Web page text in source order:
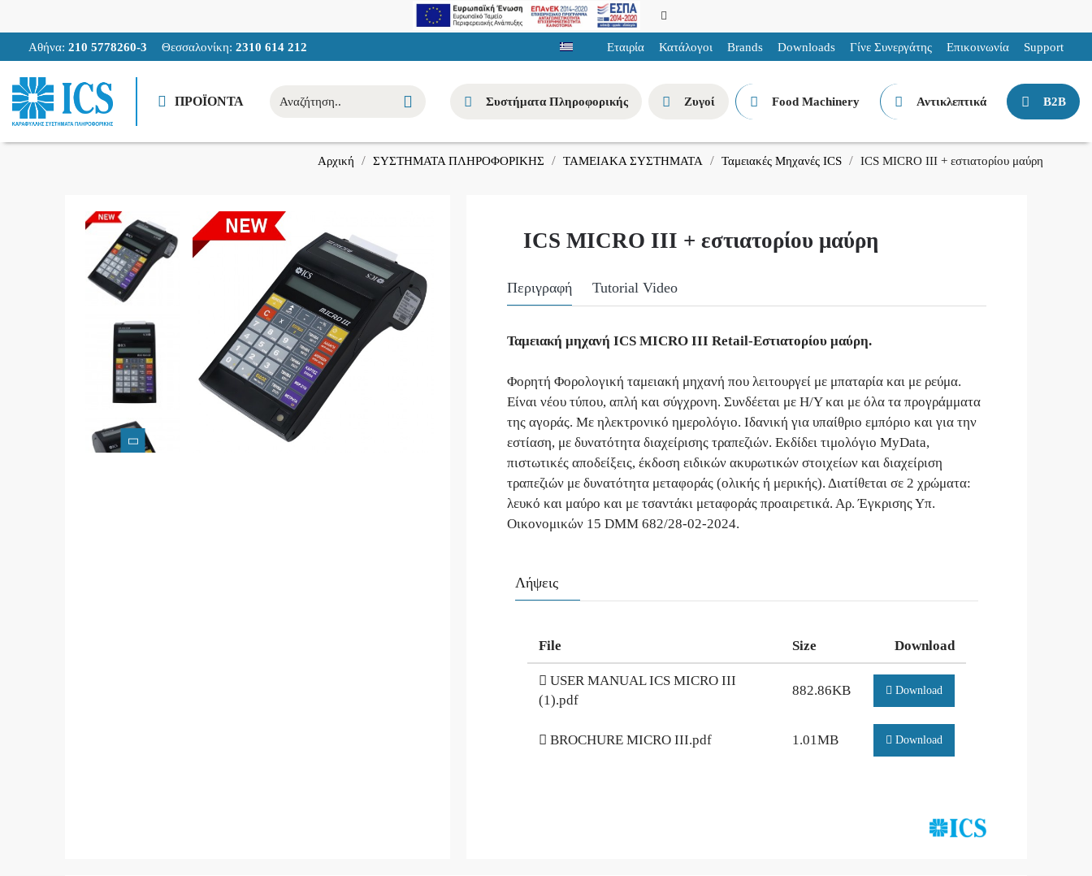
Αθήνα: 210 5778260-3 Θεσσαλονίκη: 2310 614 212 Εταιρία Κατάλογοι Brands Downloads Γίνε Συνεργάτης Επικοινωνία Support
ΠΡΟΪΟΝΤΑ Συστήματα Πληροφορικής Ζυγοί Food Machinery Αντικλεπτικά B2B
Αρχική ΣΥΣΤΗΜΑΤΑ ΠΛΗΡΟΦΟΡΙΚΗΣ ΤΑΜΕΙΑΚΑ ΣΥΣΤΗΜΑΤΑ Ταμειακές Μηχανές ICS ICS MICRO III + εστιατορίου μαύρη
ICS MICRO III + εστιατορίου μαύρη
Λήψεις
File Size Download
USER MANUAL ICS MICRO III
(1).pdf
882.86KB Download
BROCHURE MICRO III.pdf 1.01MB Download
Περιγραφή Tutorial Video
Ταμειακή μηχανή ICS MICRO III Retail-Εστιατορίου μαύρη.
Φορητή Φορολογική ταμειακή μηχανή που λειτουργεί με μπαταρία και με ρεύμα.
Eίναι νέου τύπου, απλή και σύγχρονη. Συνδέεται με Η/Υ και με όλα τα προγράμματα
της αγοράς. Με ηλεκτρονικό ημερολόγιο. Ιδανική για υπαίθριο εμπόριο και για την
εστίαση, με δυνατότητα διαχείρισης τραπεζιών. Εκδίδει τιμολόγιο MyData,
πιστωτικές αποδείξεις, έκδοση ειδικών ακυρωτικών στοιχείων και διαχείριση
τραπεζιών με δυνατότητα μεταφοράς (ολικής ή μερικής). Διατίθεται σε 2 χρώματα:
λευκό και μαύρο και με τσαντάκι μεταφοράς προαιρετικά. Αρ. Έγκρισης Υπ.
Οικονομικών 15 DMM 682/28-02-2024.